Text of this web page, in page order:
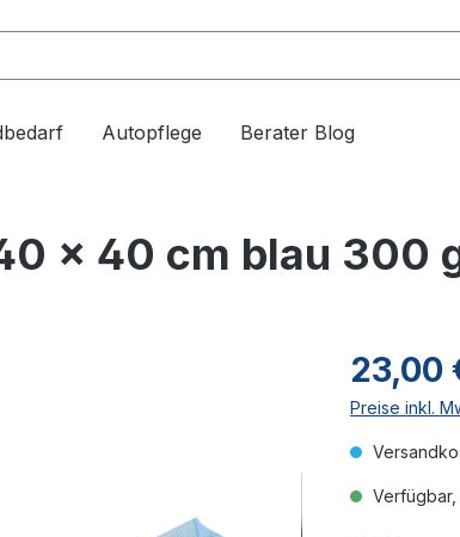
Autopflege Berater Blog
x 40 cm blau 300
23,00
Preise inkl.